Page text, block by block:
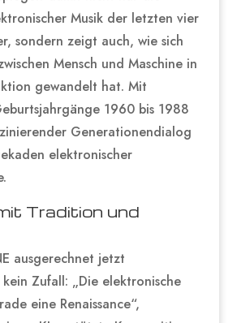
Musik der letzten vier
sondern zeigt auch, wie sich
Mensch und Maschine in
gewandelt hat. Mit
1960 bis 1988
Generationendialog
elektronischer
Tradition und
ausgerechnet jetzt
Zufall: „Die elektronische
eine Renaissance“,